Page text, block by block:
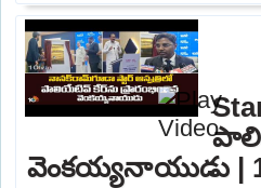
వెంకయ్యనాయుడు |